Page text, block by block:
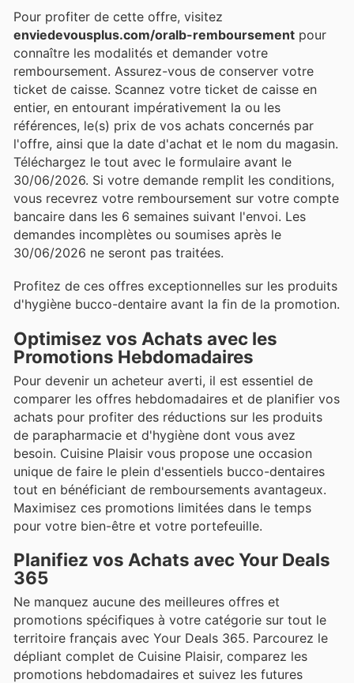
Pour profiter de cette offre, visitez
enviedevousplus.com/oralb-remboursement pour
connaître les modalités et demander votre
remboursement. Assurez-vous de conserver votre
ticket de caisse. Scannez votre ticket de caisse en
entier, en entourant impérativement la ou les
références, le(s) prix de vos achats concernés par
l'offre, ainsi que la date d'achat et le nom du magasin.
Téléchargez le tout avec le formulaire avant le
30/06/2026. Si votre demande remplit les conditions,
vous recevrez votre remboursement sur votre compte
bancaire dans les 6 semaines suivant l'envoi. Les
demandes incomplètes ou soumises après le
30/06/2026 ne seront pas traitées.
Profitez de ces offres exceptionnelles sur les produits
d'hygiène bucco-dentaire avant la fin de la promotion.
Optimisez vos Achats avec les
Promotions Hebdomadaires
Pour devenir un acheteur averti, il est essentiel de
comparer les offres hebdomadaires et de planifier vos
achats pour profiter des réductions sur les produits
de parapharmacie et d'hygiène dont vous avez
besoin. Cuisine Plaisir vous propose une occasion
unique de faire le plein d'essentiels bucco-dentaires
tout en bénéficiant de remboursements avantageux.
Maximisez ces promotions limitées dans le temps
pour votre bien-être et votre portefeuille.
Planifiez vos Achats avec Your Deals
365
Ne manquez aucune des meilleures offres et
promotions spécifiques à votre catégorie sur tout le
territoire français avec Your Deals 365. Parcourez le
dépliant complet de Cuisine Plaisir, comparez les
promotions hebdomadaires et suivez les futures